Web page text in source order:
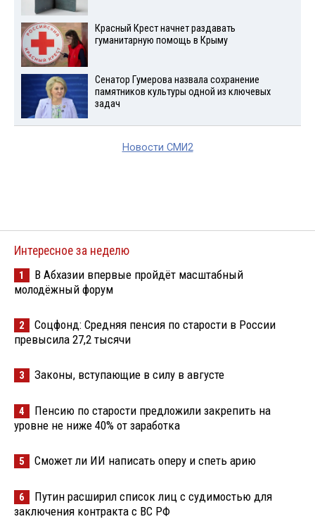
Красный Крест начнет раздавать
гуманитарную помощь в Крыму
Сенатор Гумерова назвала сохранение
памятников культуры одной из ключевых
задач
Новости СМИ2
Интересное за неделю
1
В Абхазии впервые пройдёт масштабный
молодёжный форум
2
Соцфонд: Средняя пенсия по старости в России
превысила 27,2 тысячи
3 Законы, вступающие в силу в августе
4
Пенсию по старости предложили закрепить на
уровне не ниже 40% от заработка
5 Сможет ли ИИ написать оперу и спеть арию
6
Путин расширил список лиц с судимостью для
заключения контракта с ВС РФ